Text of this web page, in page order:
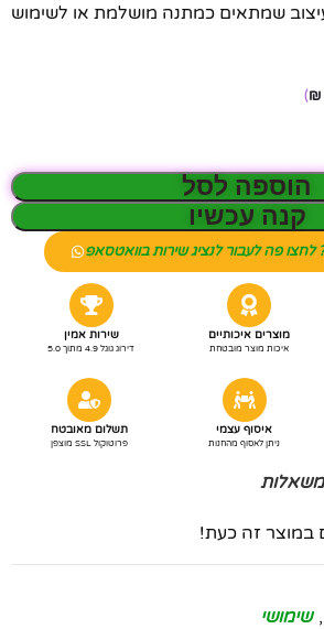
שמתאים כמתנה מושלמת או לשימוש
₪
)
הוספה לסל
קנה עכשיו
פה לעבור לנציג שירות בוואטסאפ
מוצרים איכותיים
איכות מוצר מובטחת
שירות אמין
דירוג גוגל 4.9 מתוך 5.0
איסוף עצמי
ניתן לאסוף מהחנות
תשלום מאובטח
פרוטוקול SSL מוצפן
במוצר זה כעת!
, שימושי